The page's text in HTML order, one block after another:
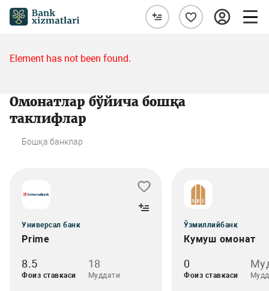
Element has not been found.
Омонатлар бўйича бошқа
таклифлар
Бошқа банклар
Универсал банк
Prime
8.5
Фоиз ставкаси
18
Муддати
Ўзмиллийбанк
Кумуш омонат
0
Фоиз ставкаси